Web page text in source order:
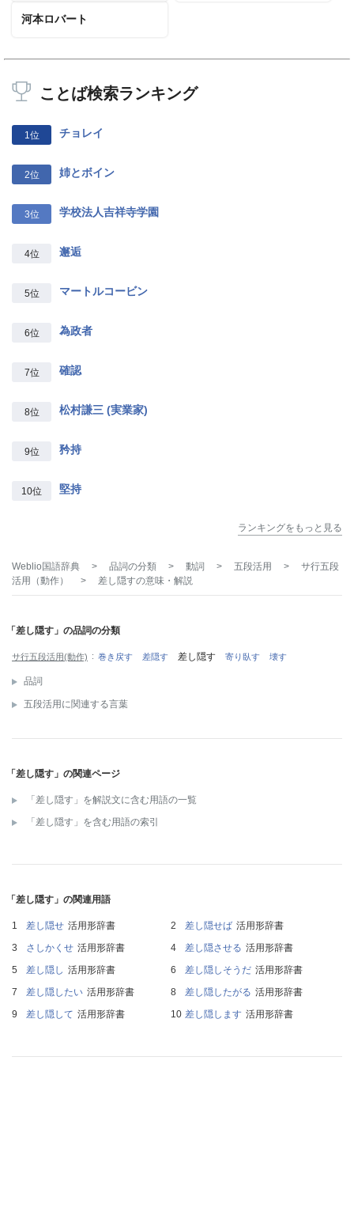
河本ロバート
ことば検索ランキング
1位 チョレイ
2位 姉とボイン
3位 学校法人吉祥寺学園
4位 邂逅
5位 マートルコービン
6位 為政者
7位 確認
8位 松村謙三 (実業家)
9位 矜持
10位 堅持
ランキングをもっと見る
Weblio国語辞典 > 品詞の分類 > 動詞 > 五段活用 >
サ行五段
活用（動作）
> 差し隠すの意味・解説
「差し隠す」の品詞の分類
サ行五段活用(動作) 巻き戻す 差隠す 差し隠す 寄り臥す 壊す
品詞
五段活用に関連する言葉
「差し隠す」の関連ページ
「差し隠す」を解説文に含む用語の一覧
「差し隠す」を含む用語の索引
「差し隠す」の関連用語
差し隠せ 活用形辞書 差し隠せば 活用形辞書
さしかくせ 活用形辞書 差し隠させる 活用形辞書
差し隠し 活用形辞書 差し隠しそうだ 活用形辞書
差し隠したい 活用形辞書 差し隠したがる 活用形辞書
差し隠して 活用形辞書 差し隠します 活用形辞書